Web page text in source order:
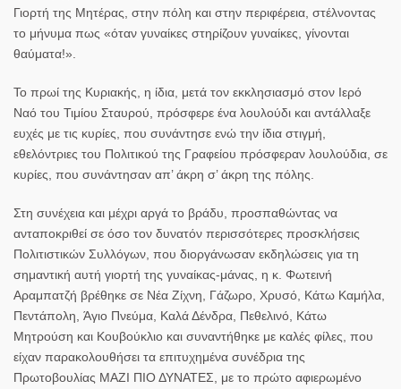
Γιορτή της Μητέρας , στην πόλη και στην περιφέρεια, στέλνοντας
το μήνυμα πως «όταν γυναίκες στηρίζουν γυναίκες, γίνονται
θαύματα!».
Το πρωί της Κυριακής, η ίδια, μετά τον εκκλησιασμό στον Ιερό
Ναό του Τιμίου Σταυρού, πρόσφερε ένα λουλούδι και αντάλλαξε
ευχές με τις κυρίες, που συνάντησε ενώ την ίδια στιγμή,
εθελόντριες του Πολιτικού της Γραφείου πρόσφεραν λουλούδια, σε
κυρίες, που συνάντησαν απ’ άκρη σ’ άκρη της πόλης.
Στη συνέχεια και μέχρι αργά το βράδυ, προσπαθώντας να
ανταποκριθεί σε όσο τον δυνατόν περισσότερες προσκλήσεις
Πολιτιστικών Συλλόγων, που διοργάνωσαν εκδηλώσεις για τη
σημαντική αυτή γιορτή της γυναίκας-μάνας, η κ. Φωτεινή
Αραμπατζή βρέθηκε σε Νέα Ζίχνη Γάζωρο Χρυσό Κάτω Καμήλα
Πεντάπολη Άγιο Πνεύμα Καλά Δένδρα Πεθελινό Κάτω
Μητρούση και Κουβούκλιο και συναντήθηκε με καλές φίλες, που
είχαν παρακολουθήσει τα επιτυχημένα συνέδρια της
Πρωτοβουλίας ΜΑΖΙ ΠΙΟ ΔΥΝΑΤΕΣ, με το πρώτο αφιερωμένο